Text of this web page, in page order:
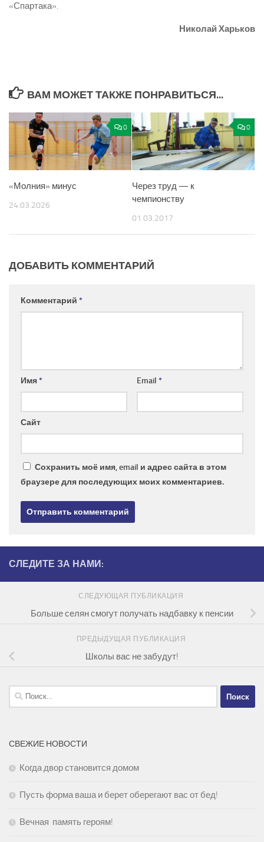
«Спартака».
Николай Харьков
ВАМ МОЖЕТ ТАКЖЕ ПОНРАВИТЬСЯ...
0
«Молния» минус
24.03.2026
0
Через труд — к
чемпионству
01.03.2017
ДОБАВИТЬ КОММЕНТАРИЙ
Комментарий *
Имя* Email *
Сайт
Сохранить моё имя, email и адрес сайта в этом
браузере для последующих моих комментариев.
СЛЕДИТЕ ЗА НАМИ:
СЛЕДУЮЩАЯ ПУБЛИКАЦИЯ
Больше селян смогут получать надбавку к пенсии
ПРЕДЫДУЩАЯ ПУБЛИКАЦИЯ
Школы вас не забудут!
Найти:
СВЕЖИЕ НОВОСТИ
Когда двор становится домом
Пусть форма ваша и берет оберегают вас от бед!
Вечная память героям!